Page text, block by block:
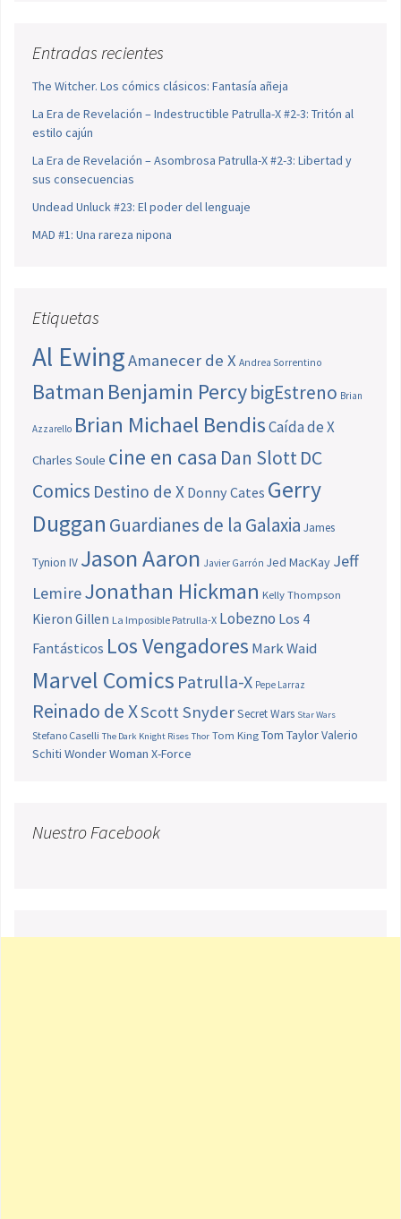
Entradas recientes
The Witcher. Los cómics clásicos: Fantasía añeja
La Era de Revelación – Indestructible Patrulla-X #2-3: Tritón al
estilo cajún
La Era de Revelación – Asombrosa Patrulla-X #2-3: Libertad y
sus consecuencias
Undead Unluck #23: El poder del lenguaje
MAD #1: Una rareza nipona
Etiquetas
Al EwingAmanecer de X Andrea Sorrentino
Batman Benjamin PercybigEstreno Brian
Azzarello Brian Michael BendisCaída de X
Charles Soule cine en casa Dan SlottDC
Comics Destino de X Donny Cates Gerry
Duggan Guardianes de la Galaxia James
Tynion IV Jason Aaron Javier Garrón Jed MacKay Jeff
LemireJonathan Hickman Kelly Thompson
Kieron Gillen La Imposible Patrulla-X Lobezno Los 4
Fantásticos Los Vengadores Mark Waid
Marvel Comics Patrulla-X Pepe Larraz
Reinado de XScott SnyderSecret Wars Star Wars
Stefano Caselli The Dark Knight Rises Thor Tom King Tom TaylorValerio
Schiti Wonder Woman X-Force
Nuestro Facebook